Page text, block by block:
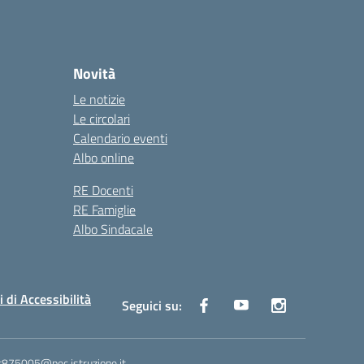
Novità
Le notizie
Le circolari
Calendario eventi
Albo online
RE Docenti
RE Famiglie
Albo Sindacale
di Accessibilità Seguici su: